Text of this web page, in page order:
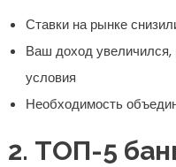
Ставки на рынке
Ваш доход увеличился,
условия
Необходимость
2. ТОП-5